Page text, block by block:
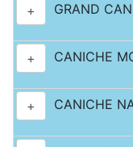
+ GRAND
+ CANICHE
+ CANICHE